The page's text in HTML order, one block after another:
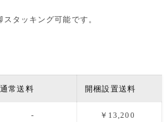
タッキング可能です。
通常送料 開梱設置送料
- ￥13,200